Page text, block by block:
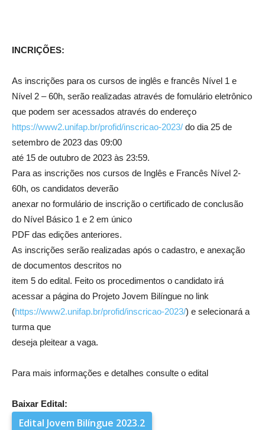
INCRIÇÕES:
As inscrições para os cursos de inglês e francês Nível 1 e
Nível 2 – 60h, serão realizadas através de fomulário eletrônico
que podem ser acessados através do endereço
https://www2.unifap.br/profid/inscricao-2023/ do dia 25 de
setembro de 2023 das 09:00
até 15 de outubro de 2023 às 23:59.
Para as inscrições nos cursos de Inglês e Francês Nível 2-
60h, os candidatos deverão
anexar no formulário de inscrição o certificado de conclusão
do Nível Básico 1 e 2 em único
PDF das edições anteriores.
As inscrições serão realizadas após o cadastro, e anexação
de documentos descritos no
item 5 do edital. Feito os procedimentos o candidato irá
acessar a página do Projeto Jovem Bilíngue no link
(https://www2.unifap.br/profid/inscricao-2023/) e selecionará a
turma que
deseja pleitear a vaga.
Para mais informações e detalhes consulte o edital
Baixar Edital:
Edital Jovem Bilíngue 2023.2